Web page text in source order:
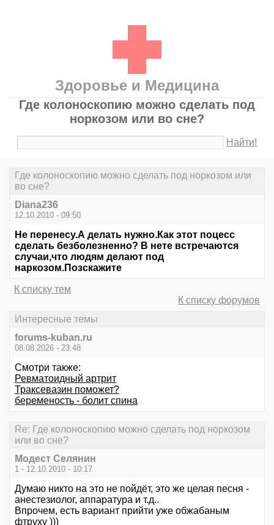
Здоровье и Медицина
Где колоноскопию можно сделать под
норкозом или во сне?
Найти!
Где колоноскопию можно сделать под норкозом или
во сне?
Diana236
12.10.2010 - 09:50
Не перенесу.А делать нужно.Как этот поцесс
сделать безболезненно? В нете встречаются
случаи,что людям делают под
наркозом.Позскажите
К списку тем
К списку форумов
Интересные темы
forums-kuban.ru
08.08.2026 - 23:48
Смотри также:
Ревматоидный артрит
Траксевазин поможет?
беременость - болит спина
Re: Где колоноскопию можно сделать под норкозом
или во сне?
Модест Селянин
1 - 12.10.2010 - 10:17
Думаю никто на это не пойдёт, это же целая песня -
анестезиолог, аппаратура и т.д..
Впрочем, есть вариант прийти уже обжабаным
фтруху )))